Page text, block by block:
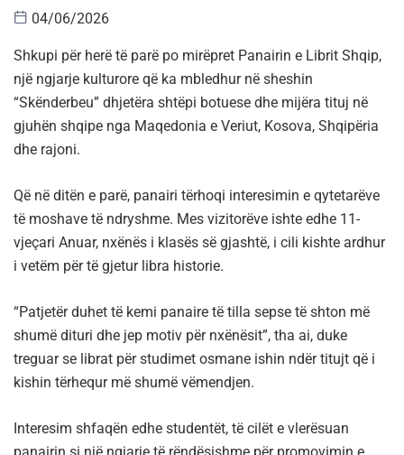
04/06/2026
Shkupi për herë të parë po mirëpret Panairin e Librit Shqip,
një ngjarje kulturore që ka mbledhur në sheshin
“Skënderbeu” dhjetëra shtëpi botuese dhe mijëra tituj në
gjuhën shqipe nga Maqedonia e Veriut, Kosova, Shqipëria
dhe rajoni.
Që në ditën e parë, panairi tërhoqi interesimin e qytetarëve
të moshave të ndryshme. Mes vizitorëve ishte edhe 11-
vjeçari Anuar, nxënës i klasës së gjashtë, i cili kishte ardhur
i vetëm për të gjetur libra historie.
“Patjetër duhet të kemi panaire të tilla sepse të shton më
shumë dituri dhe jep motiv për nxënësit”, tha ai, duke
treguar se librat për studimet osmane ishin ndër titujt që i
kishin tërhequr më shumë vëmendjen.
Interesim shfaqën edhe studentët, të cilët e vlerësuan